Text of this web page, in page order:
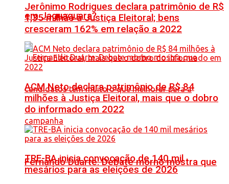
em Jaguaquara?
Fernando Duarte: Debate morno mostra que
Jerônimo Rodrigues declara patrimônio de R$
1,35 milhão à Justiça Eleitoral; bens
cresceram 162% em relação a 2022
ACM Neto declara patrimônio de R$ 84
milhões à Justiça Eleitoral, mais que o dobro
do informado em 2022
TRE-BA inicia convocação de 140 mil
mesários para as eleições de 2026